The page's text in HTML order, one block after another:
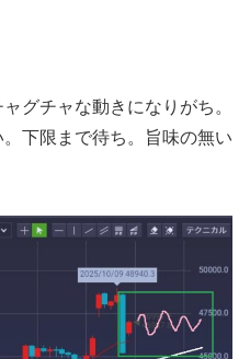
グチャな動きになりがち。
下限まで待ち。旨味の無い